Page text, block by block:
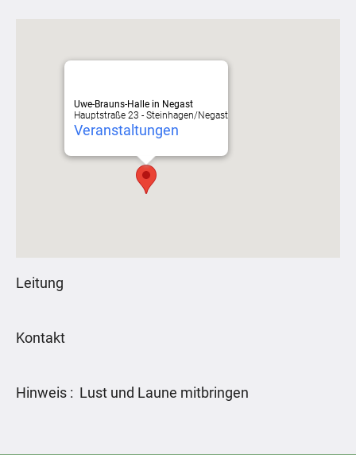
Uwe-Brauns-Halle in Negast
Hauptstraße 23 - Steinhagen/Negast
Veranstaltungen
Leitung
Kontakt
Hinweis : Lust und Laune mitbringen